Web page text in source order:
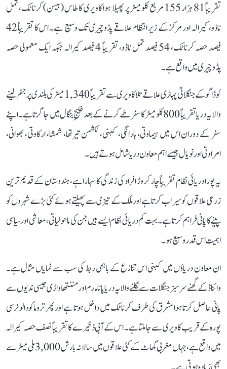
تقریباً 81 ہزار 155 مربع کلومیٹر پر پھیلا ہوا کاویری کا طاس (بیسن) کرناٹک، تمل
ناڈو، کیرالہ اور مرکز کے زیر انتظام علاقے پڈوچیری تک وسیع ہے۔ اس کا تقریباً 42
فیصد حصہ کرناٹک، 54 فیصد تمل ناڈو، تقریباً 4 فیصد کیرالہ جبکہ ایک معمولی حصہ
پڈوچیری میں واقع ہے۔
کوڈاگو کے جنگلاتی پہاڑی علاقے تلاکاویری سے تقریباً 1,340 میٹر کی بلندی پر جنم لینے
والا یہ دریا تقریباً 800 کلومیٹر کا سفر طے کرنے کے بعد خلیجِ بنگال میں جا گرتا ہے۔ اپنے
سفر کے دوران اس میں ہیماوتی، ہارانگی، کبنی، لکشمن تیرتھا، شمشا، ارکاوتی، بھوانی،
امراوتی اور نویال جیسے اہم معاون دریا شامل ہوتے ہیں۔
یہ پورا دریائی نظام تقریباً چار کروڑ افراد کی زندگی کا سہارا ہے، ہندوستان کے قدیم ترین
زرعی علاقوں کو سیراب کرتا ہے اور ملک کے تیزی سے پھیلتے ہوئے کئی بڑے شہروں کو
پینے کا پانی فراہم کرتا ہے۔ بہت کم دریائی نظام ایسے ہیں جن کی ماحولیاتی، معاشی اور سیاسی
اہمیت اس قدر وسیع ہو۔
ان معاون دریاؤں میں کبنی اس تنازع کے باہمی ربط کی سب سے نمایاں مثال ہے۔
وائناڈ کے گھنے سرسبز جنگلات سے نکلنے والا یہ دریا پانامارم اور مننتھاواڑی جیسی ندیوں سے
پانی حاصل کرتا ہوا مشرق کی طرف کرناٹک میں داخل ہوتا ہے اور پھر تروماکودالو نرسی
پورہ کے قریب کاویری سے جا ملتا ہے۔ اس کے آبی ذخیرے کا تقریباً نصف حصہ کیرالہ
میں واقع ہے، جہاں مغربی گھاٹ کے کئی علاقوں میں سالانہ بارش 3,000 ملی میٹر سے